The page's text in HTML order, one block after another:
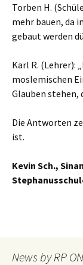
Torben H.
mehr bauen, da
gebaut werden
Karl R. (Lehrer):
moslemischen
Glauben stehen,
Die Antworten
ist.
Kevin Sch.,
News by RP